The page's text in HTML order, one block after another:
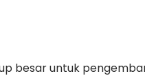
besar untuk